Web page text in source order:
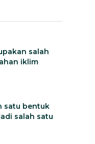
salah
iklim
satu bentuk
salah satu